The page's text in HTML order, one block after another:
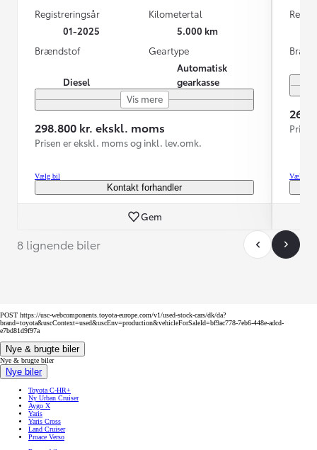
Registreringsår
01-2025
Kilometertal
5.000 km
Brændstof
Diesel
Geartype
Automatisk
gearkasse
Vis mere
298.800 kr. ekskl. moms
Prisen er ekskl. moms og inkl. lev.omk.
Vælg bil
Kontakt forhandler
Gem
Vælg bil
8 lignende biler
POST https://usc-webcomponents.toyota-europe.com/v1/used-stock-cars/dk/da?
brand=toyota&uscContext=used&uscEnv=production&vehicleForSaleId=bf9ac778-7eb6-448e-adcd-
e7bd81d9f97a
Nye & brugte biler
Nye & brugte biler
Nye biler
Toyota C-HR+
Ny Urban Cruiser
Aygo X
Yaris
Yaris Cross
Land Cruiser
Proace Verso